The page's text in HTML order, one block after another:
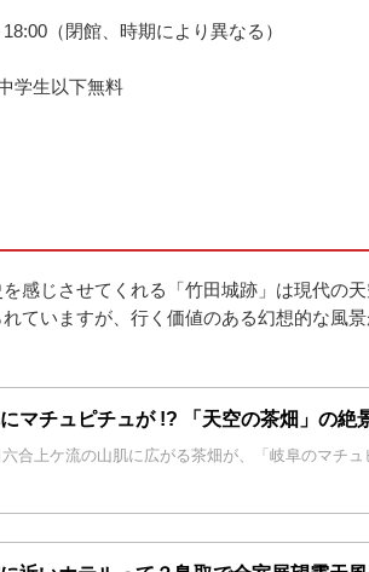
（閉館、時期により異なる）
学生以下無料
感じさせてくれる「竹田城跡」は現代の
ていますが、行く価値のある幻想的な風
にマチュピチュが !? 「天空の茶畑」の絶
合上ケ流の山肌に広がる茶畑が、「岐阜のマチ